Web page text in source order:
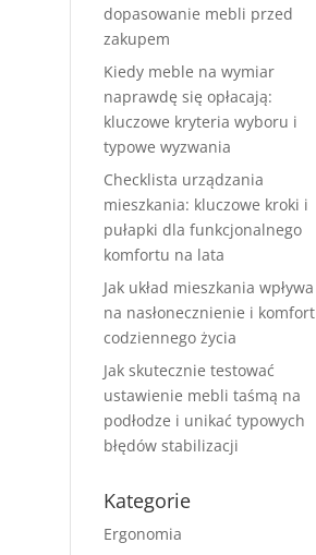
dopasowanie mebli przed
zakupem
Kiedy meble na wymiar
naprawdę się opłacają:
kluczowe kryteria wyboru i
typowe wyzwania
Checklista urządzania
mieszkania: kluczowe kroki i
pułapki dla funkcjonalnego
komfortu na lata
Jak układ mieszkania wpływa
na nasłonecznienie i komfort
codziennego życia
Jak skutecznie testować
ustawienie mebli taśmą na
podłodze i unikać typowych
błędów stabilizacji
Kategorie
Ergonomia